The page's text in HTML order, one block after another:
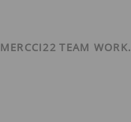
MERCCI22 TEAM WORK.